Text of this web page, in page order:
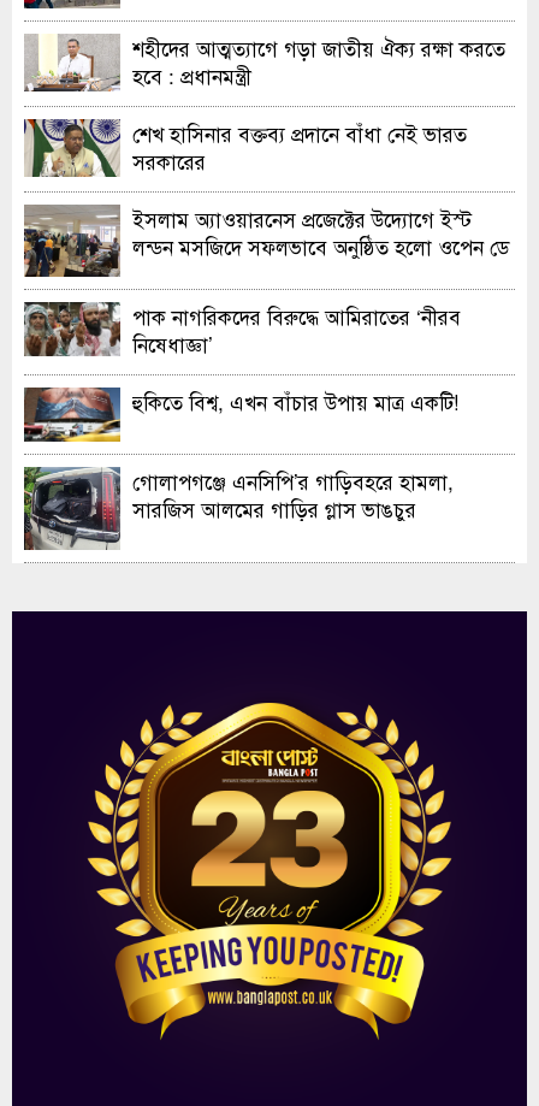
শহীদের আত্মত্যাগে গড়া জাতীয় ঐক্য রক্ষা করতে
হবে : প্রধানমন্ত্রী
শেখ হাসিনার বক্তব্য প্রদানে বাঁধা নেই ভারত
সরকারের
ইসলাম অ্যাওয়ারনেস প্রজেক্টের উদ্যোগে ইস্ট
লন্ডন মসজিদে সফলভাবে অনুষ্ঠিত হলো ওপেন ডে
পাক নাগরিকদের বিরুদ্ধে আমিরাতের ‘নীরব
নিষেধাজ্ঞা’
হুকিতে বিশ্ব, এখন বাঁচার উপায় মাত্র একটি!
গোলাপগঞ্জে এনসিপি’র গাড়িবহরে হামলা,
সারজিস আলমের গাড়ির গ্লাস ভাঙচুর